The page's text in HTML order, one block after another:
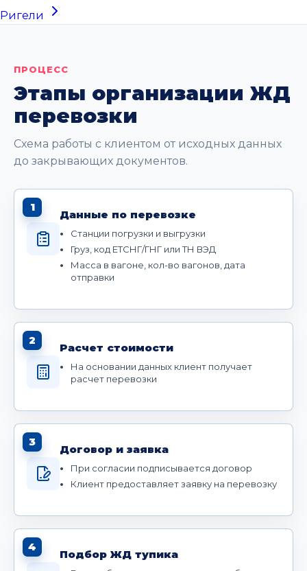
Ригели
ПРОЦЕСС
Этапы организации ЖД
перевозки
Схема работы с клиентом от исходных данных
до закрывающих документов.
1
Данные по перевозке
Станции погрузки и выгрузки
Груз, код ЕТСНГ/ГНГ или ТН ВЭД
Масса в вагоне, кол-во вагонов, дата
отправки
2
Расчет стоимости
На основании данных клиент получает
расчет перевозки
3
Договор и заявка
При согласии подписывается договор
Клиент предоставляет заявку на перевозку
4
Подбор ЖД тупика